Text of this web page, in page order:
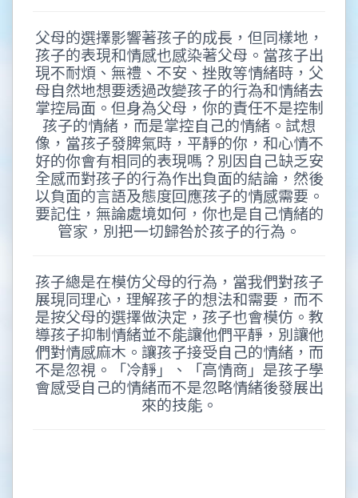
父母的選擇影響著孩子的成長，但同樣地，
孩子的表現和情感也感染著父母。當孩子出
現不耐煩、無禮、不安、挫敗等情緒時，父
母自然地想要透過改變孩子的行為和情緒去
掌控局面。但身為父母，你的責任不是控制
孩子的情緒，而是掌控自己的情緒。試想
像，當孩子發脾氣時，平靜的你，和心情不
好的你會有相同的表現嗎？別因自己缺乏安
全感而對孩子的行為作出負面的結論，然後
以負面的言語及態度回應孩子的情感需要。
要記住，無論處境如何，你也是自己情緒的
管家，別把一切歸咎於孩子的行為。
孩子總是在模仿父母的行為，當我們對孩子
展現同理心，理解孩子的想法和需要，而不
是按父母的選擇做決定，孩子也會模仿。教
導孩子抑制情緒並不能讓他們平靜，別讓他
們對情感麻木。讓孩子接受自己的情緒，而
不是忽視。「冷靜」、「高情商」是孩子學
會感受自己的情緒而不是忽略情緒後發展出
來的技能。